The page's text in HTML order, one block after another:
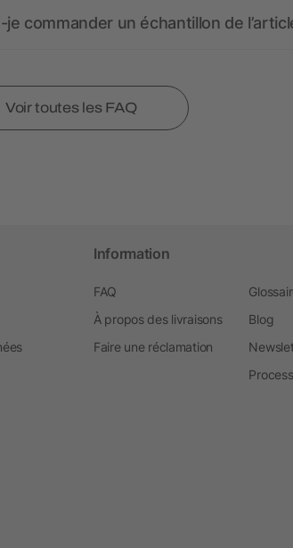
je commander un échantillon de
Voir toutes les FAQ
Information
FAQ
À propos des livraisons
Faire une réclamation
Blog